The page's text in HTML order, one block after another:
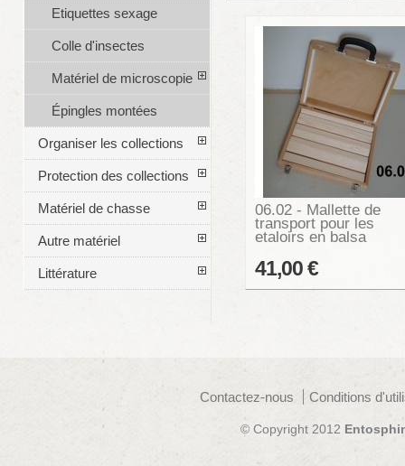
06.02 - Mallette de
transport pour les
etaloirs en balsa
41,00 €
Etiquettes sexage
Colle d'insectes
Matériel de microscopie
Épingles montées
Organiser les collections
Protection des collections
Matériel de chasse
Autre matériel
Littérature
Contactez-nous Conditions
© Copyright 2012